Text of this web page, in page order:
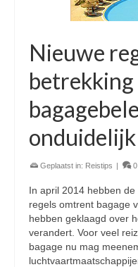
Nieuwe
onduidelijk
Geplaatst in: Reistips | 0
In april 2014 hebben
regels omtrent bagage
hebben geklaagd over
verandert. Voor veel
bagage nu mag